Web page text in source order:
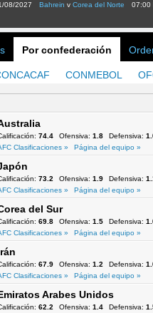
08/2027 Bahrein v Corea del Norte 07:00
Por confederación
CONMEBOL
74.4 Ofensiva: 1.8 Defensiva:
Clasificaciones »
Página del equipo »
73.2 Ofensiva: 1.9 Defensiva:
Clasificaciones »
Página del equipo »
del Sur
69.8 Ofensiva: 1.5 Defensiva:
Clasificaciones »
Página del equipo »
67.9 Ofensiva: 1.2 Defensiva:
Clasificaciones »
Página del equipo »
Arabes Unidos
62.2 Ofensiva: 1.4 Defensiva: